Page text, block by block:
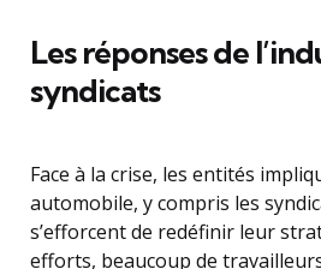
Les réponses de
syndicats
Face à la crise, les entités
automobile, y compris les
s’efforcent de redéfinir leur
efforts, beaucoup de